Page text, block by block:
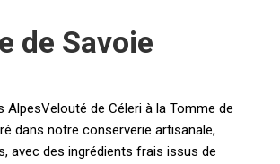
de Savoie
de Céleri à la Tomme de
dans notre conserverie artisanale,
avec des ingrédients frais issus de